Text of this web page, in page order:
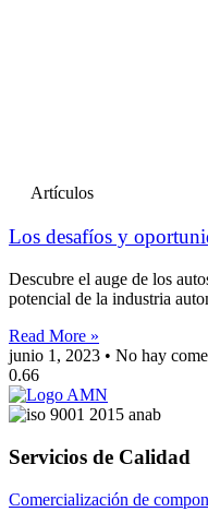
Artículos
Los desafíos y
Descubre el auge de los
potencial de la industria
Read More »
junio 1, 2023
No hay
Servicios de Calidad
Comercialización de